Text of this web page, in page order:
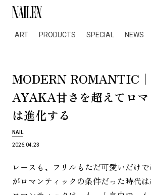
ART PRODUCTS SPECIAL NEWS
MODERN ROMANTIC
AYAKA甘さ を超えて ロマ
は進化する
NAIL
2026.04.23
レースも、フリルもただ可愛いだけ
がロマンティックの条件だった時代